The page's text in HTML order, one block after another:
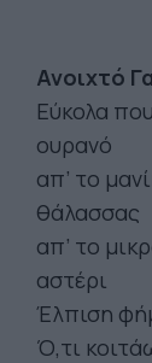
Ανοιχτό
Εύκολα
ουρανό
απ’ το
θάλασσας
απ’ το
αστέρι
Έλπιση
Ό,τι